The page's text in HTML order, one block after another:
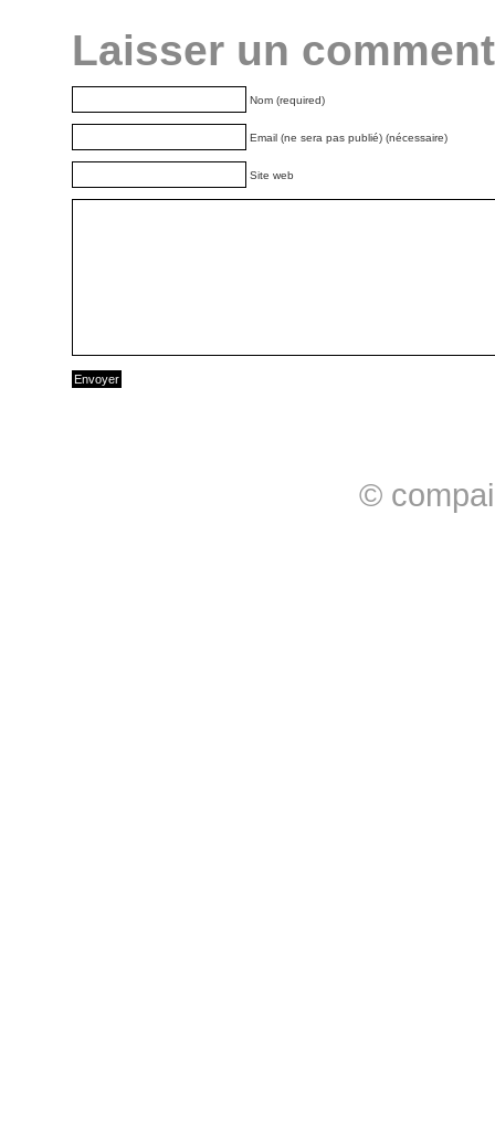
Laisser un
Nom (required)
Email (ne sera pas publié) (nécessaire)
Site web
©